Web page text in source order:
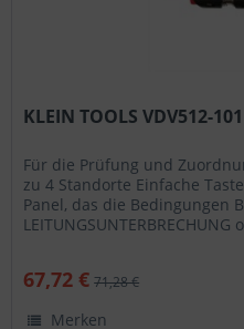
KLEIN TOOLS VDV512-
Für die Prüfung und
zu 4 Standorte Einfache
Panel, das die Bedingungen
67,72 € 71,28 €
Merken